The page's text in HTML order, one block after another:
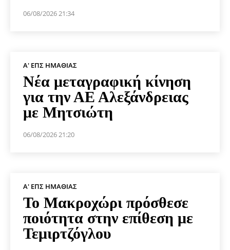
06/08/2026 21:34
Α' ΕΠΣ ΗΜΑΘΊΑΣ
Νέα μεταγραφική κίνηση
για την ΑΕ Αλεξάνδρειας
με Μητσιώτη
06/08/2026 21:20
Α' ΕΠΣ ΗΜΑΘΊΑΣ
Το Μακροχώρι πρόσθεσε
ποιότητα στην επίθεση με
Τεμιρτζόγλου